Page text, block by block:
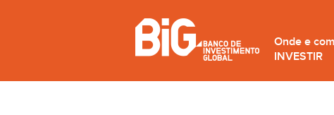
Onde e
INVESTIR